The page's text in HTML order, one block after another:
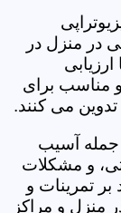
در منزل در
مناسب برای
می کنند.
جمله آسیب
و مشکلات
تمرینات و
منزل و مراکز